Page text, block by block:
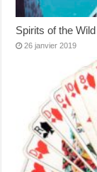
Spirits of the
26 janvier 2019